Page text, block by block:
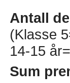
Antall
(Klasse
14-15
Sum